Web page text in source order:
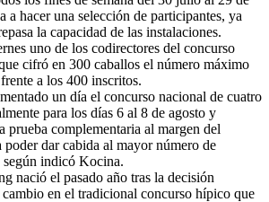
a hacer una selección de participantes, ya
la capacidad de las instalaciones.
uno de los codirectores del concurso
cifró en 300 caballos el número máximo
a los 400 inscritos.
un día el concurso nacional de cuatro
para los días 6 al 8 de agosto y
prueba complementaria al margen del
dar cabida al mayor número de
indicó Kocina.
nació el pasado año tras la decisión
en el tradicional concurso hípico que